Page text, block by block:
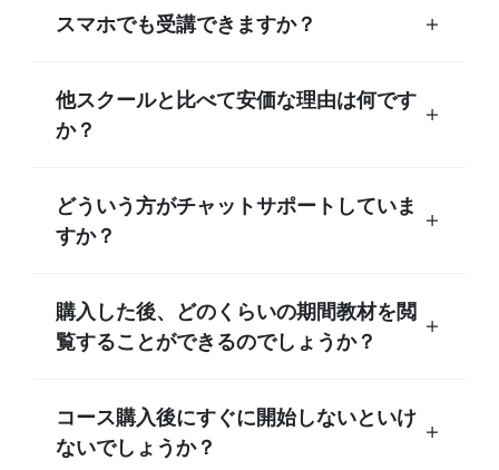
スマホでも受講できますか？
他スクールと比べて安価な理由は何です
か？
どういう方がチャットサポートしていま
すか？
購入した後、どのくらいの期間教材を閲
覧することができるのでしょうか？
コース購入後にすぐに開始しないといけ
ないでしょうか？